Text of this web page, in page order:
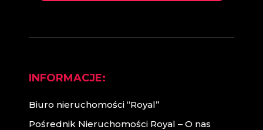
INFORMACJE:
Biuro nieruchomości “Royal”
Pośrednik Nieruchomości Royal – O nas